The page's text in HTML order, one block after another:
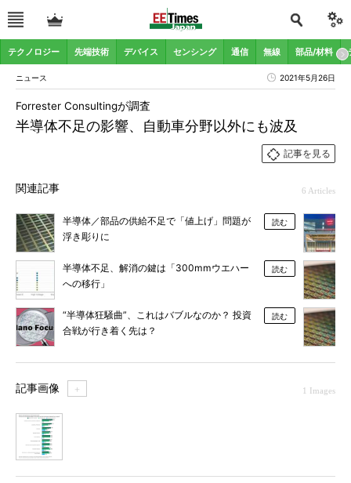
テクノロジー 先端技術 デバイス センシング 通信 無線 部品/材料
ニュース 2021年5月26日
半導体不足の影響、自動車分野以外にも波及
Forrester Consultingが調査
記事を見る
関連記事 6 Articles
半導体／部品の供給不足で「値上げ」問題が
浮き彫りに
読む
半導体不足、解消の鍵は「300mmウエハー
への移行」
読む
“半導体狂騒曲”、これはバブルなのか？ 投資
合戦が行き着く先は？
読む
記事画像 ＋ 1 Images